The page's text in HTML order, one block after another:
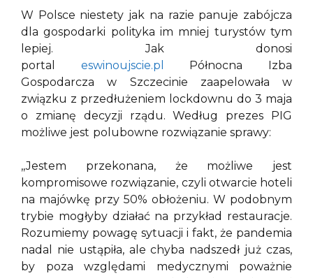
W Polsce niestety jak na razie panuje zabójcza
dla gospodarki polityka im mniej turystów tym
lepiej. Jak donosi
portal eswinoujscie.pl
Północna Izba
Gospodarcza w Szczecinie zaapelowała w
związku z przedłużeniem lockdownu do 3 maja
o zmianę decyzji rządu. Według prezes PIG
możliwe jest polubowne rozwiązanie sprawy:
,,Jestem przekonana, że możliwe jest
kompromisowe rozwiązanie, czyli otwarcie hoteli
na majówkę przy 50% obłożeniu. W podobnym
trybie mogłyby działać na przykład restauracje.
Rozumiemy powagę sytuacji i fakt, że pandemia
nadal nie ustąpiła, ale chyba nadszedł już czas,
by poza względami medycznymi poważnie